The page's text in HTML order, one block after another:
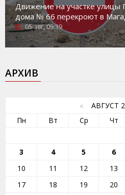
Движение на участке улицы
дома № 66 перекроют в
05-авг, 09:39
АРХИВ
« АВГУСТ
Пн
Вт Ср Чт
3
4 5 6
10
11 12 13
17
18 19 20